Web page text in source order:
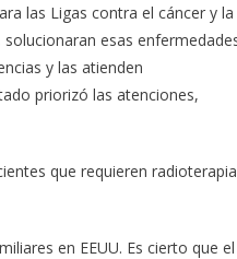
las Ligas contra el cáncer y la
esas
y las atienden
priorizó las atenciones,
que requieren
en EEUU. Es cierto que el